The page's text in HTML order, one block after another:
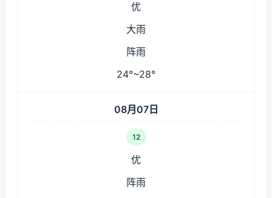
优
大雨
阵雨
24°~28°
08月07日
12
优
阵雨